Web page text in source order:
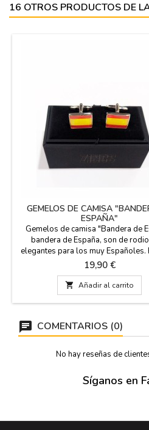
16 OTROS PRODUCTOS DE
GEMELOS DE CAMISA
ESPAÑA"
Gemelos de camisa "Bandera de
bandera de España, son de
elegantes para los muy Españoles.
de la Bandera Española. Medida:
cm.
Precio
19,90 €
 Añadir al carrito
COMENTARIOS (0)
No hay reseñas de
Síganos en